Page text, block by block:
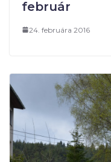
február
24. februára 2016